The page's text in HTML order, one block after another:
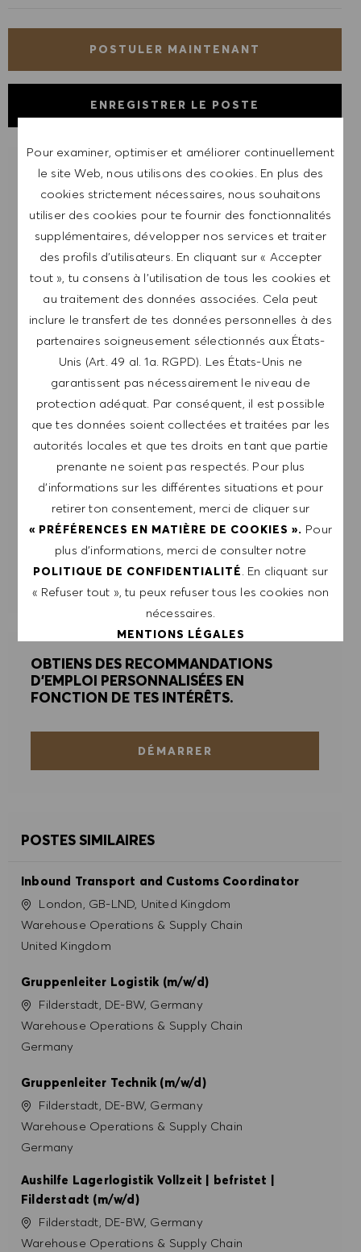
Pour examiner, optimiser et améliorer continuellement
le site Web, nous utilisons des cookies. En plus des
cookies strictement nécessaires, nous souhaitons
utiliser des cookies pour te fournir des fonctionnalités
supplémentaires, développer nos services et traiter
des profils d’utilisateurs. En cliquant sur « Accepter
tout », tu consens à l’utilisation de tous les cookies et
au traitement des données associées. Cela peut
inclure le transfert de tes données personnelles à des
partenaires soigneusement sélectionnés aux États-
Unis (Art. 49 al. 1a. RGPD). Les États-Unis ne
garantissent pas nécessairement le niveau de
protection adéquat. Par conséquent, il est possible
que tes données soient collectées et traitées par les
autorités locales et que tes droits en tant que partie
prenante ne soient pas respectés. Pour plus
d’informations sur les différentes situations et pour
retirer ton consentement, merci de cliquer sur
« PRÉFÉRENCES EN MATIÈRE DE COOKIES ». Pour
plus d’informations, merci de consulter notre
POLITIQUE DE CONFIDENTIALITÉ. En cliquant sur
« Refuser tout », tu peux refuser tous les cookies non
nécessaires.
MENTIONS LÉGALES
PRÉFÉRENCES EN MATIÈRE DE COOKIES
ACCEPTER TOUT
POSTULER MAINTENANT
ENREGISTRER LE POSTE
RECEVOIR UNE NOTIFICATION POUR
DES POSTES SIMILAIRES
Inscris-toi pour recevoir des alertes de postes.
REMARQUE: En m'inscrivant, je consens à
recevoir des mails contenant des offres d'emploi
HUGO BOSS, des invitations à des événements
et d'autres sujets liés à la carrière, que je peux
me désabonner à tout moment, par exemple en
cliquant sur le lien dans chaque e-mail. Je
reconnais que mes données personnelles seront
traitées conformément à la POLITIQUE DE
CONFIDENTIALITÉ .
Saisir l'adresse e-mail (obligatoire)
ENVOYER
OBTIENS DES RECOMMANDATIONS
D'EMPLOI PERSONNALISÉES EN
FONCTION DE TES INTÉRÊTS.
DÉMARRER
POSTES SIMILAIRES
Inbound Transport and Customs Coordinator
SiteLondon, GB-LND, United Kingdom
Catégorie
Warehouse Operations & Supply Chain
United Kingdom
Gruppenleiter Logistik (m/w/d)
SiteFilderstadt, DE-BW, Germany
Catégorie
Warehouse Operations & Supply Chain
Germany
Gruppenleiter Technik (m/w/d)
SiteFilderstadt, DE-BW, Germany
Catégorie
Warehouse Operations & Supply Chain
Germany
Aushilfe Lagerlogistik Vollzeit | befristet |
Filderstadt (m/w/d)
SiteFilderstadt, DE-BW, Germany
Catégorie
Warehouse Operations & Supply Chain